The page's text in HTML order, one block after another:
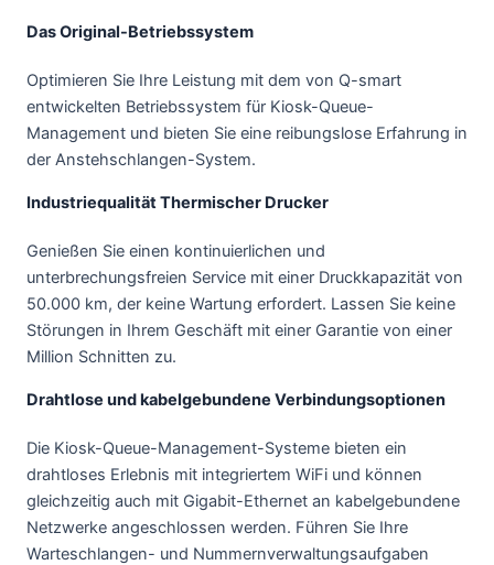
Das Original-Betriebssystem
Optimieren Sie Ihre Leistung mit dem von Q-smart
entwickelten Betriebssystem für Kiosk-Queue-
Management und bieten Sie eine reibungslose Erfahrung in
der Anstehschlangen-System.
Industriequalität Thermischer Drucker
Genießen Sie einen kontinuierlichen und
unterbrechungsfreien Service mit einer Druckkapazität von
50.000 km, der keine Wartung erfordert. Lassen Sie keine
Störungen in Ihrem Geschäft mit einer Garantie von einer
Million Schnitten zu.
Drahtlose und kabelgebundene Verbindungsoptionen
Die Kiosk-Queue-Management-Systeme bieten ein
drahtloses Erlebnis mit integriertem WiFi und können
gleichzeitig auch mit Gigabit-Ethernet an kabelgebundene
Netzwerke angeschlossen werden. Führen Sie Ihre
Warteschlangen- und Nummernverwaltungsaufgaben